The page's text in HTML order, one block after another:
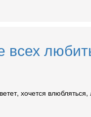
хочется